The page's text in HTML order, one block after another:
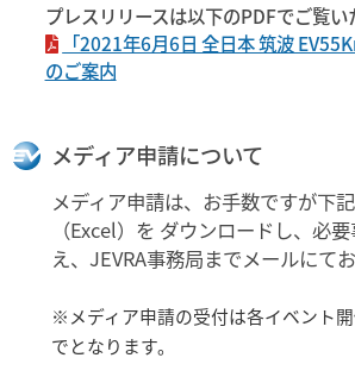
プレスリリースは以下のPDFでご覧い
「2021年6月6日 全日本 筑波
のご案内
メディア申請について
メディア申請は、お手数ですが下
（Excel）を ダウンロードし、必
え、JEVRA事務局までメールにて
※メディア申請の受付は各イベント
でとなります。